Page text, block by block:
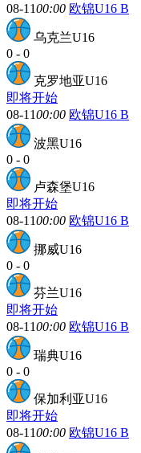
08-1100:00 欧锦U16 B
乌克兰U16
0 - 0
克罗地亚U16
即将开始
08-1100:00 欧锦U16 B
波黑U16
0 - 0
卢森堡U16
即将开始
08-1100:00 欧锦U16 B
挪威U16
0 - 0
芬兰U16
即将开始
08-1100:00 欧锦U16 B
瑞典U16
0 - 0
保加利亚U16
即将开始
08-1100:00 欧锦U16 B